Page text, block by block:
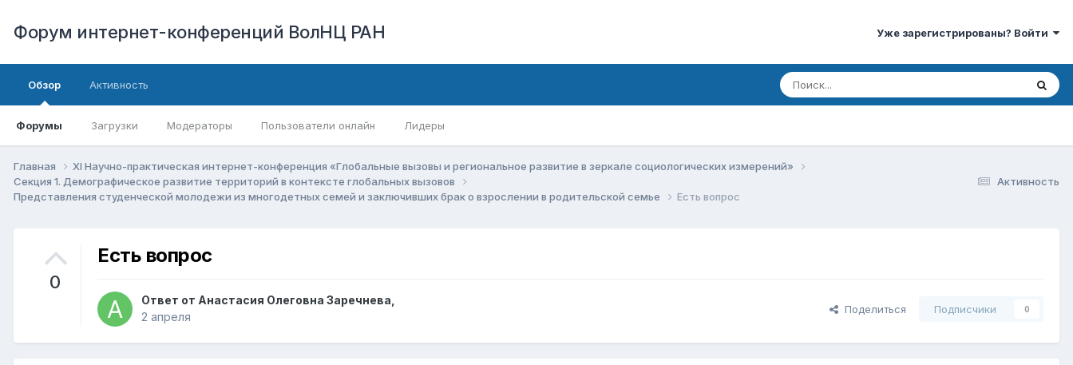
Форум интернет-конференций ВолНЦ РАН Уже зарегистрированы? Войти
Обзор
Форумы Загрузки Модераторы Пользователи онлайн Лидеры
Активность
Активность
Главная
XI Научно-практическая интернет-конференция «Глобальные вызовы и региональное развитие в зеркале социологических измерений»
Секция 1. Демографическое развитие территорий в контексте глобальных вызовов
Представления студенческой молодежи из многодетных семей и заключивших брак о взрослении в родительской семье
Есть вопрос
0
Есть вопрос
Ответ от Анастасия Олеговна Заречнева
2 апреля
Поделиться Подписчики 0